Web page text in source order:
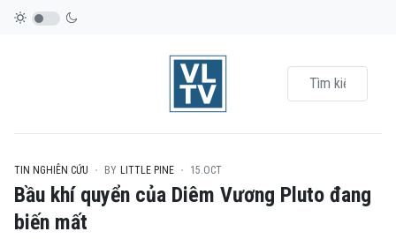
TIN NGHIÊN CỨU BY LITTLE PINE 15.OCT
Bầu khí quyển của Diêm Vương Pluto đang
biến mất